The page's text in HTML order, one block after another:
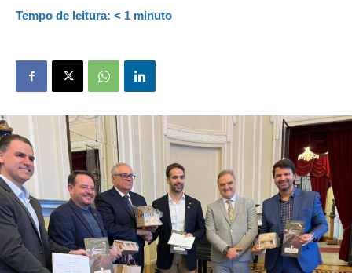
Tempo de leitura: < 1 minuto